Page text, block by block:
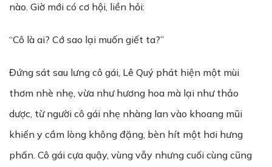
nào. Giờ mới có cơ hội, liền hỏi:
“Cô là ai? Cớ sao lại muốn giết ta?”
Đứng sát sau lưng cô gái, Lê Quý phát hiện một mùi
thơm nhè nhẹ, vừa như hương hoa mà lại như thảo
dược, từ người cô gái nhẹ nhàng lan vào khoang mũi
khiến y cầm lòng không đặng, bèn hít một hơi hưng
phấn. Cô gái cựa quậy, vùng vẫy nhưng cuối cùng cũng